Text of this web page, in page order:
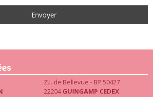
Z.I. de Bellevue - BP 50427
22204GUINGAMP CEDEX